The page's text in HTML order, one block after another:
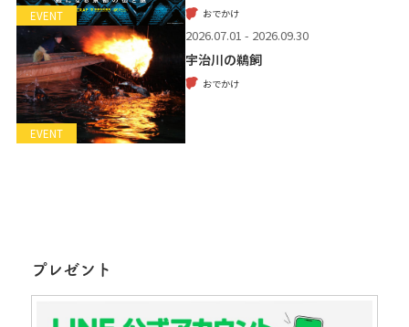
EVENT おでかけ
EVENT
2026.07.01 - 2026.09.30
宇治川の鵜飼
おでかけ
プレゼント